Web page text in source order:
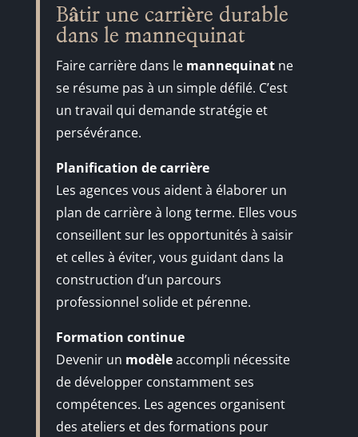
Bâtir une carrière durable
dans le mannequinat
Faire carrière dans le mannequinatne
se résume pas à un simple défilé. C’est
un travail qui demande stratégie et
persévérance.
Planification de carrière
Les agences vous aident à élaborer un
plan de carrière à long terme. Elles vous
conseillent sur les opportunités à saisir
et celles à éviter, vous guidant dans la
construction d’un parcours
professionnel solide et pérenne.
Formation continue
Devenir un modèleaccompli nécessite
de développer constamment ses
compétences. Les agences organisent
des ateliers et des formations pour